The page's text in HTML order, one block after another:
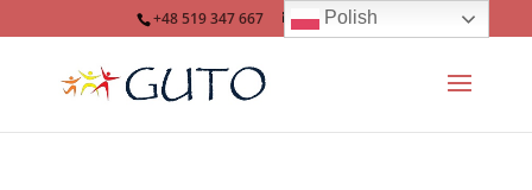
+48 519 347 667 info@guto.eu
Polish